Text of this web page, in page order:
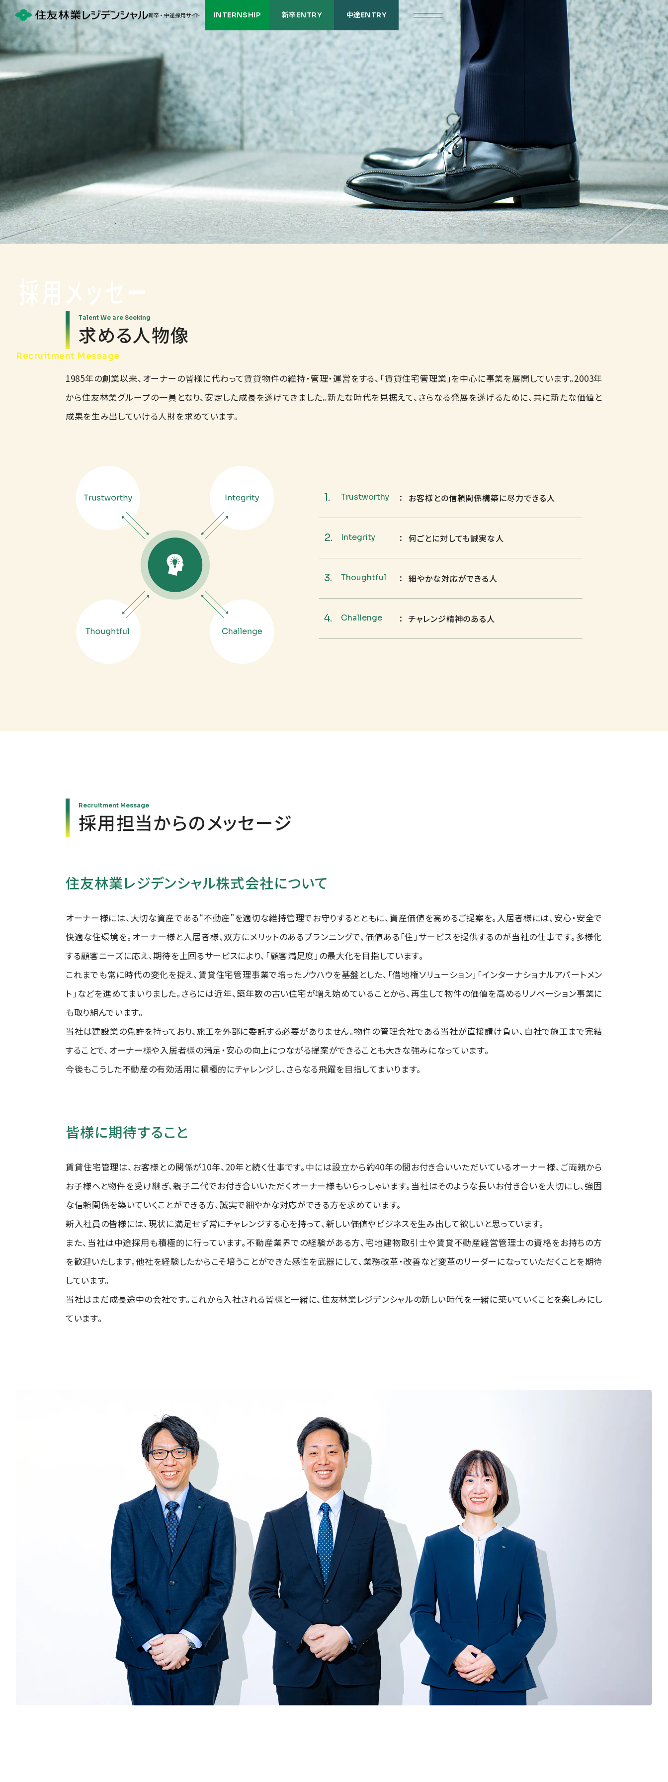
新卒 ・ 中途採用サイト INTERNSHIP 新卒ENTRY 中途ENTRY
採用メッセー
Recruitment Message
Talent We are Seeking
求める人物像
1985年の創業以来、オーナーの皆様に代わって賃貸物件の維持・管理・運営をする、「賃貸住宅管理業」を中心に事業を展開しています。2003年
から住友林業グループの一員となり、安定した成長を遂げてきました。新たな時代を見据えて、さらなる発展を遂げるために、共に新たな価値と
成果を生み出していける人財を求めています。
Trustworthy お客様との信頼関係構築に尽力できる人
Integrity 何ごとに対しても誠実な人
Thoughtful 細やかな対応ができる人
Challenge チャレンジ精神のある人
Recruitment Message
採用担当からのメッセージ
住友林業レジデンシャル株式会社について
オーナー様には、大切な資産である“不動産”を適切な維持管理でお守りするとともに、資産価値を高めるご提案を。入居者様には、安心・安全で
快適な住環境を。オーナー様と入居者様、双方にメリットのあるプランニングで、価値ある「住」サービスを提供するのが当社の仕事です。多様化
する顧客ニーズに応え、期待を上回るサービスにより、「顧客満足度」の最大化を目指しています。
これまでも常に時代の変化を捉え、賃貸住宅管理事業で培ったノウハウを基盤とした、「借地権ソリューション」「インターナショナルアパートメン
ト」などを進めてまいりました。さらには近年、築年数の古い住宅が増え始めていることから、再生して物件の価値を高めるリノベーション事業に
も取り組んでいます。
当社は建設業の免許を持っており、施工を外部に委託する必要がありません。物件の管理会社である当社が直接請け負い、自社で施工まで完結
することで、オーナー様や入居者様の満足・安心の向上につながる提案ができることも大きな強みになっています。
今後もこうした不動産の有効活用に積極的にチャレンジし、さらなる飛躍を目指してまいります。
皆様に期待すること
賃貸住宅管理は、お客様との関係が10年、20年と続く仕事です。中には設立から約40年の間お付き合いいただいているオーナー様、ご両親から
お子様へと物件を受け継ぎ、親子二代でお付き合いいただくオーナー様もいらっしゃいます。当社はそのような長いお付き合いを大切にし、強固
な信頼関係を築いていくことができる方、誠実で細やかな対応ができる方を求めています。
新入社員の皆様には、現状に満足せず常にチャレンジする心を持って、新しい価値やビジネスを生み出して欲しいと思っています。
また、当社は中途採用も積極的に行っています。不動産業界での経験がある方、宅地建物取引士や賃貸不動産経営管理士の資格をお持ちの方
を歓迎いたします。他社を経験したからこそ培うことができた感性を武器にして、業務改革・改善など変革のリーダーになっていただくことを期待
しています。
当社はまだ成長途中の会社です。これから入社される皆様と一緒に、住友林業レジデンシャルの新しい時代を一緒に築いていくことを楽しみにし
ています。